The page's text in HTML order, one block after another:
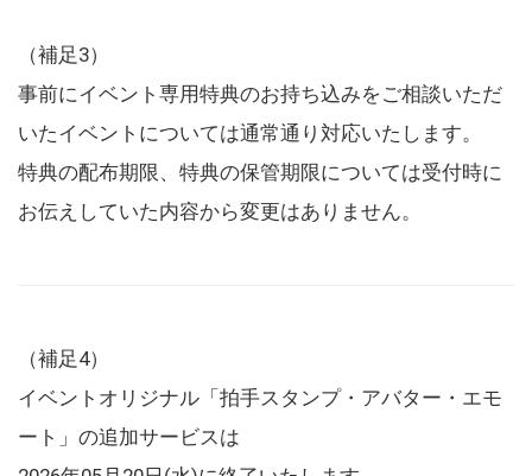
（補足3）
事前にイベント専用特典のお持ち込みをご相談いただ
いたイベントについては通常通り対応いたします。
特典の配布期限、特典の保管期限については受付時に
お伝えしていた内容から変更はありません。
（補足4）
イベントオリジナル「拍手スタンプ・アバター・エモ
ート」の追加サービスは